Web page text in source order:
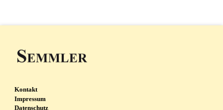
Kontakt
Impressum
Datenschutz